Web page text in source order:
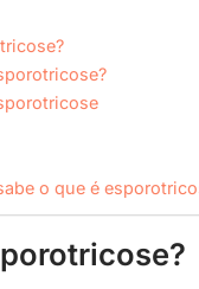
o que é